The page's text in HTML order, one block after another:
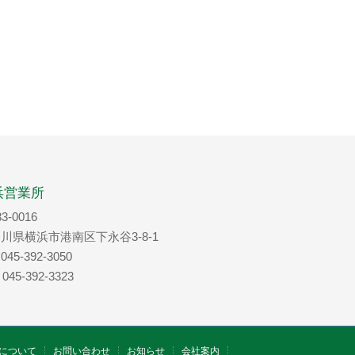
営業所
0016
県横浜市港南区下永谷3-8-1
392-3050
045-392-3323
ついて お問い合わせ お知らせ 会社案内